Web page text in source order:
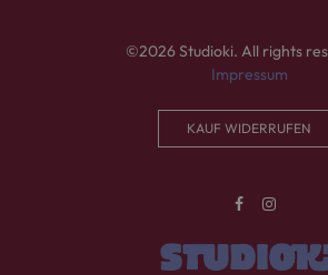
©2026 Studioki. All rights
Impressum
KAUF WIDERRUFEN
Facebook